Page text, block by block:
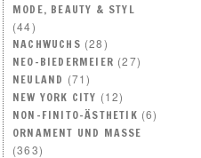
MODE, BEAUTY & STYL
(44)
NACHWUCHS (28)
NEO–BIEDERMEIER (27)
NEULAND (71)
NEW YORK CITY (12)
NON-FINITO-ÄSTHETIK (6)
ORNAMENT UND MASSE
(363)